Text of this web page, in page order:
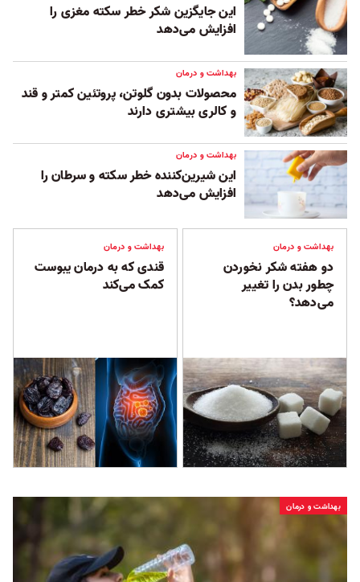
این جایگزین شکر خطر سکته مغزی را
افزایش می‌دهد
بهداشت و درمان
محصولات بدون گلوتن، پروتئین کمتر و قند
و کالری بیشتری دارند
بهداشت و درمان
این شیرین‌کننده خطر سکته و سرطان را
افزایش می‌دهد
بهداشت و درمان
دو هفته شکر نخوردن
چطور بدن را تغییر
می‌دهد؟
بهداشت و درمان
قندی که به درمان یبوست
کمک می‌‌کند
بهداشت و درمان